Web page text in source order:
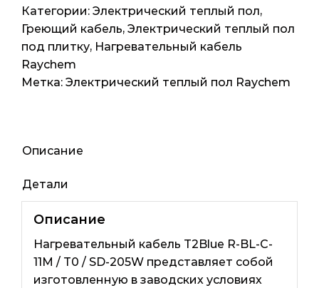
T2Blue
10
(Бельгия)
8м2
80мп
Категории: Электрический теплый пол,
Греющий кабель, Электрический теплый пол
под плитку, Нагревательный кабель
Raychem
Метка: Электрический теплый пол Raychem
Описание
Детали
Описание
Нагревательный кабель T2Blue R-BL-C-
11M / T0 / SD-205W представляет собой
изготовленную в заводских условиях